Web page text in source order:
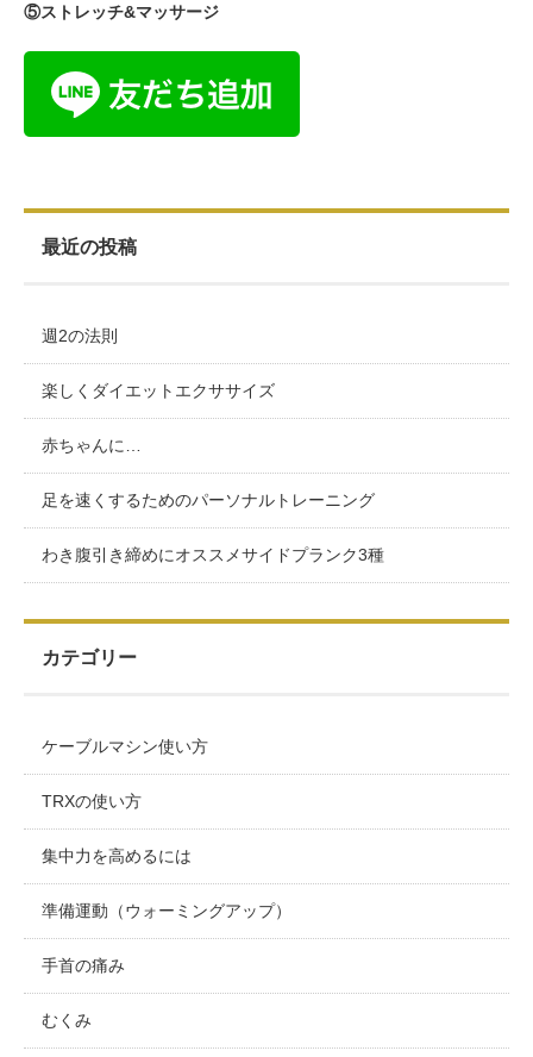
⑤ストレッチ&マッサージ
最近の投稿
週2の法則
楽しくダイエットエクササイズ
赤ちゃんに…
足を速くするためのパーソナルトレーニング
わき腹引き締めにオススメサイドプランク3種
カテゴリー
ケーブルマシン使い方
TRXの使い方
集中力を高めるには
準備運動（ウォーミングアップ）
手首の痛み
むくみ